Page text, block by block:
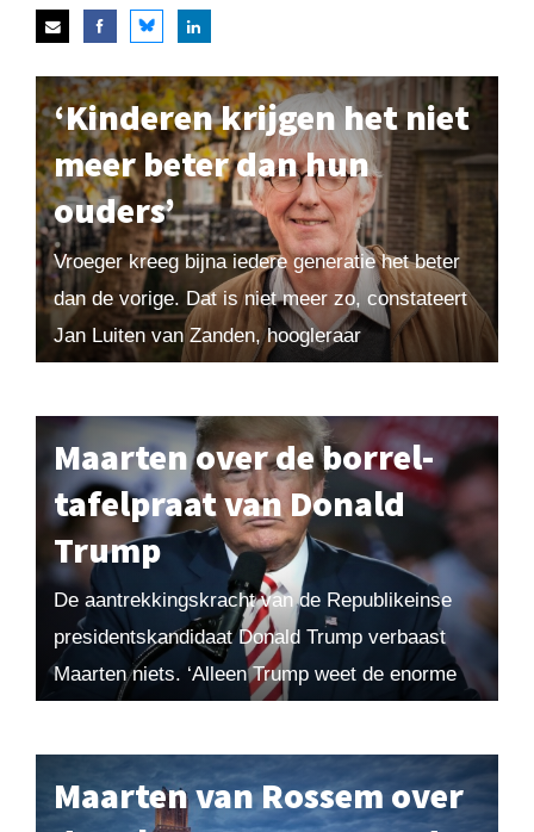
‘Kinderen krijgen het niet
meer beter dan hun
ouders’
Vroeger kreeg bijna iedere generatie het beter
dan de vorige. Dat is niet meer zo, constateert
Jan Luiten van Zanden, hoogleraar
Maarten over de borrel-
tafelpraat van Donald
Trump
De aantrekkingskracht van de Republikeinse
presidentskandidaat Donald Trump verbaast
Maarten niets. ‘Alleen Trump weet de enorme
Maarten van Rossem over